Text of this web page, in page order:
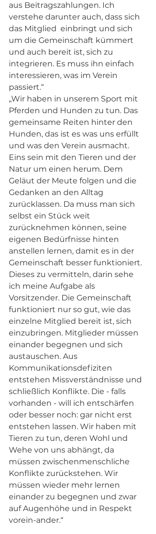
aus Beitragszahlungen. Ich
verstehe darunter auch, dass sich
das Mitglied  einbringt und sich
um die Gemeinschaft kümmert
und auch bereit ist, sich zu
integrieren. Es muss ihn einfach
interessieren, was im Verein
passiert.“
„Wir haben in unserem Sport mit
Pferden und Hunden zu tun. Das
gemeinsame Reiten hinter den
Hunden, das ist es was uns erfüllt
und was den Verein ausmacht.
Eins sein mit den Tieren und der
Natur um einen herum. Dem
Geläut der Meute folgen und die
Gedanken an den Alltag
zurücklassen. Da muss man sich
selbst ein Stück weit
zurücknehmen können, seine
eigenen Bedürfnisse hinten
anstellen lernen, damit es in der
Gemeinschaft besser funktioniert.
Dieses zu vermitteln, darin sehe
ich meine Aufgabe als
Vorsitzender. Die Gemeinschaft
funktioniert nur so gut, wie das
einzelne Mitglied bereit ist, sich
einzubringen. Mitglieder müssen
einander begegnen und sich
austauschen. Aus
Kommunikationsdefiziten
entstehen Missverständnisse und
schließlich Konflikte. Die - falls
vorhanden - will ich entschärfen
oder besser noch: gar nicht erst
entstehen lassen. Wir haben mit
Tieren zu tun, deren Wohl und
Wehe von uns abhängt, da
müssen zwischenmenschliche
Konflikte zurückstehen. Wir
müssen wieder mehr lernen
einander zu begegnen und zwar
auf Augenhöhe und in Respekt
vorein-ander.“